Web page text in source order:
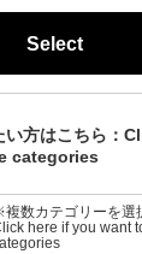
Select
方はこちら：
categories
数カテゴリーを選
here if you want